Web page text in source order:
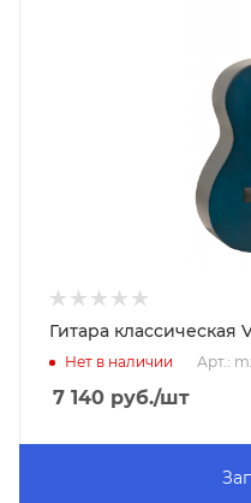
Гитара классическая
Нет в наличии Арт.:
7 140 руб./шт